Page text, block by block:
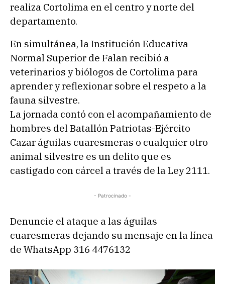
realiza Cortolima en el centro y norte del
departamento.
En simultánea, la Institución Educativa
Normal Superior de Falan recibió a
veterinarios y biólogos de Cortolima para
aprender y reflexionar sobre el respeto a la
fauna silvestre.
La jornada contó con el acompañamiento de
hombres del Batallón Patriotas-Ejército
Cazar águilas cuaresmeras o cualquier otro
animal silvestre es un delito que es
castigado con cárcel a través de la Ley 2111.
- Patrocinado -
Denuncie el ataque a las águilas
cuaresmeras dejando su mensaje en la línea
de WhatsApp 316 4476132